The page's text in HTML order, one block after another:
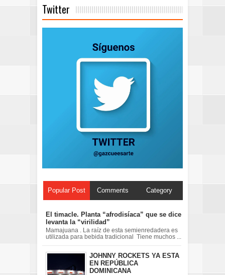
Twitter
Popular Post Comments Category
El timacle. Planta “afrodisíaca” que se dice
levanta la “virilidad”
Mamajuana . La raíz de esta semienredadera es
utilizada para bebida tradicional Tiene muchos ...
JOHNNY ROCKETS YA ESTA
EN REPÚBLICA
DOMINICANA